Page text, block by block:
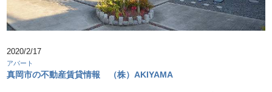
2020/2/17
アパート
真岡市の不動産賃貸情報 （株）AKIYAMA